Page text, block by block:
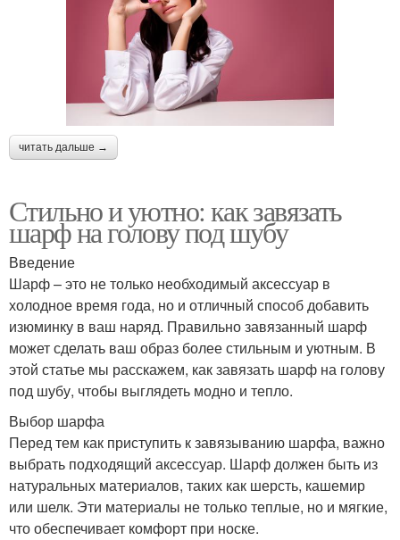
читать дальше →
Стильно и уютно: как завязать
шарф на голову под шубу
Введение
Шарф – это не только необходимый аксессуар в
холодное время года, но и отличный способ добавить
изюминку в ваш наряд. Правильно завязанный шарф
может сделать ваш образ более стильным и уютным. В
этой статье мы расскажем, как завязать шарф на голову
под шубу, чтобы выглядеть модно и тепло.
Выбор шарфа
Перед тем как приступить к завязыванию шарфа, важно
выбрать подходящий аксессуар. Шарф должен быть из
натуральных материалов, таких как шерсть, кашемир
или шелк. Эти материалы не только теплые, но и мягкие,
что обеспечивает комфорт при носке.